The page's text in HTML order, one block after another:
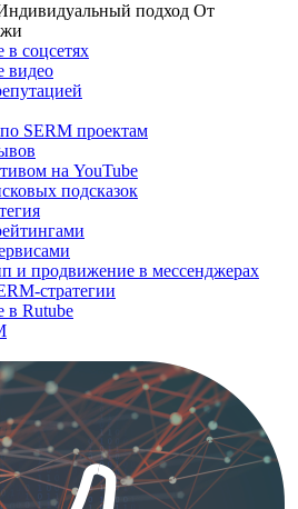
подход От
соцсетях
видео
SERM проектам
на YouTube
подсказок
и продвижение в мессенджерах
стратегии
в Rutube